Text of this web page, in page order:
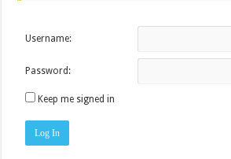
Username:
Password:
Keep me signed in
Log In